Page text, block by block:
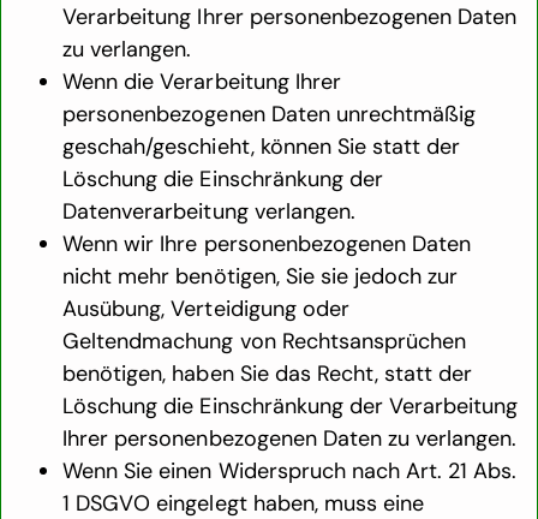
Verarbeitung Ihrer personenbezogenen Daten
zu verlangen.
Wenn die Verarbeitung Ihrer
personenbezogenen Daten unrechtmäßig
geschah/geschieht, können Sie statt der
Löschung die Einschränkung der
Datenverarbeitung verlangen.
Wenn wir Ihre personenbezogenen Daten
nicht mehr benötigen, Sie sie jedoch zur
Ausübung, Verteidigung oder
Geltendmachung von Rechtsansprüchen
benötigen, haben Sie das Recht, statt der
Löschung die Einschränkung der Verarbeitung
Ihrer personenbezogenen Daten zu verlangen.
Wenn Sie einen Widerspruch nach Art. 21 Abs.
1 DSGVO eingelegt haben, muss eine